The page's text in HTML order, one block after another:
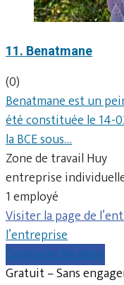
11. Benatmane
(0)
Benatmane est un
été constituée le 14-
la BCE sous…
Zone de travail Huy
entreprise
1 employé
Visiter la page de
l’entreprise
Comparer les devis
Gratuit – Sans